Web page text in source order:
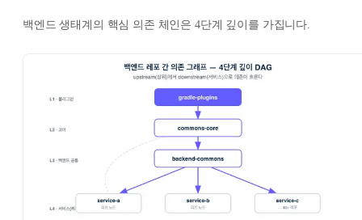
백엔드 생태계의 핵심 의존 체인은 4단계 깊이를 가집니다.